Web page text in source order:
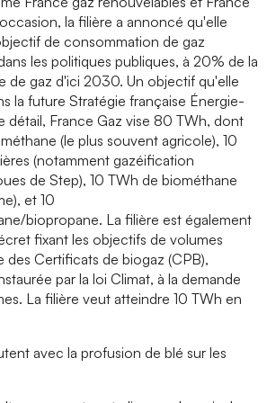
la filière a annoncé qu'elle
de consommation de gaz
les politiques publiques, à 20% de la
de gaz d'ici 2030. Un objectif qu'elle
la future Stratégie française Énergie-
détail, France Gaz vise 80 TWh, dont
(le plus souvent agricole), 10
(notamment gazéification
de Step), 10 TWh de biométhane
et 10
biopropane. La filière est également
fixant les objectifs de volumes
des Certificats de biogaz (CPB),
par la loi Climat, à la demande
La filière veut atteindre 10 TWh en
avec la profusion de blé sur les